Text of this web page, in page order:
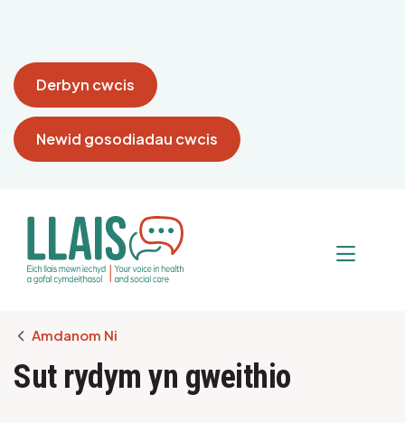
Derbyn cwcis
Newid gosodiadau cwcis
Breadcrumb
Amdanom Ni
Sut rydym yn gweithio